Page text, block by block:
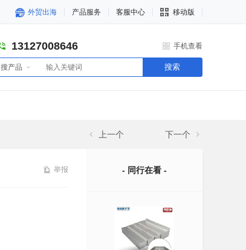
外贸出海 产品服务 客服中心 移动版
13127008646 手机查看
搜产品 搜索
上一个 下一个
举报 - 同行在看 -